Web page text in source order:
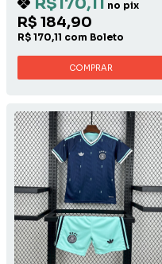
no pix
R$ 184,90
R$ 170,11 com Boleto
COMPRAR